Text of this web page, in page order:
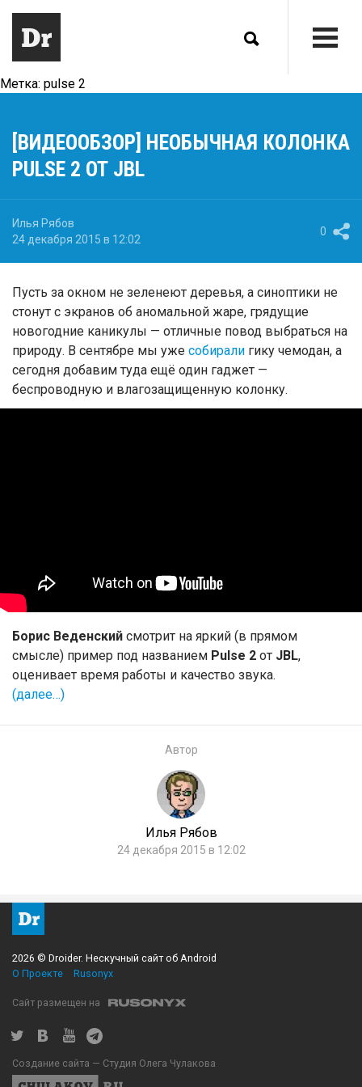
Метка: pulse 2
[ВИДЕООБЗОР] НЕОБЫЧНАЯ КОЛОНКА
PULSE 2 ОТ JBL
Илья Рябов
24 декабря 2015 в 12:02
0
Пусть за окном не зеленеют деревья, а синоптики не
стонут с экранов об аномальной жаре, грядущие
новогодние каникулы — отличные повод выбраться на
природу. В сентябре мы уже собирали гику чемодан, а
сегодня добавим туда ещё один гаджет —
беспроводную и влагозащищенную колонку.
Борис Веденский смотрит на яркий (в прямом
смысле) пример под названием Pulse 2 от JBL,
оценивает время работы и качество звука.
(далее…)
Автор
Илья Рябов
24 декабря 2015 в 12:02
2026 © Droider. Нескучный сайт об Android
О Проекте
Rusonyx
Сайт размещен на
Создание сайта — Студия Олега Чулакова